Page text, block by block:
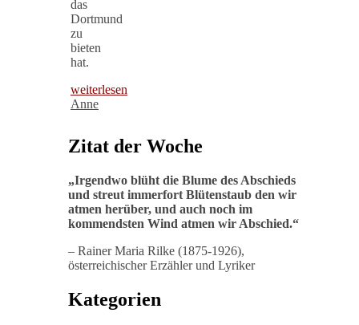
das
Dortmund
zu
bieten
hat.
weiterlesen
Anne
Zitat der Woche
„Irgendwo blüht die Blume des Abschieds
und streut immerfort Blütenstaub den wir
atmen herüber, und auch noch im
kommendsten Wind atmen wir Abschied.“
– Rainer Maria Rilke (1875-1926),
österreichischer Erzähler und Lyriker
Kategorien